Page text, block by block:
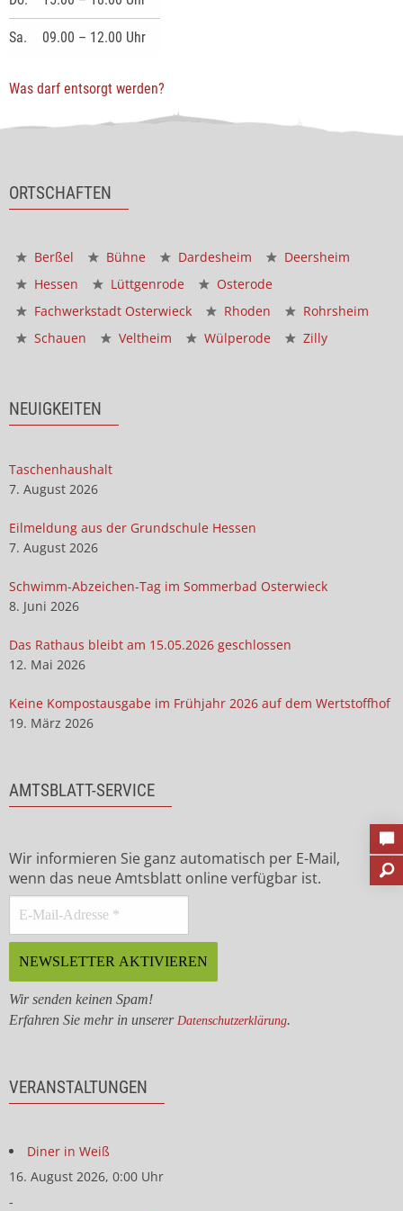
Sa. 09.00 – 12.00 Uhr
Was darf entsorgt werden?
ORTSCHAFTEN
Berßel Bühne Dardesheim
Deersheim
Hessen
Lüttgenrode
Osterode
Fachwerkstadt Osterwieck
Rhoden
Rohrsheim
Schauen
Veltheim Wülperode Zilly
NEUIGKEITEN
Taschenhaushalt
7. August 2026
Eilmeldung aus der Grundschule Hessen
7. August 2026
Schwimm-Abzeichen-Tag im Sommerbad Osterwieck
8. Juni 2026
Das Rathaus bleibt am 15.05.2026 geschlossen
12. Mai 2026
Keine Kompostausgabe im Frühjahr 2026 auf dem Wertstoffhof
19. März 2026
AMTSBLATT-SERVICE
Wir informieren Sie ganz automatisch per E-Mail,
wenn das neue Amtsblatt online verfügbar ist.
Wir senden keinen Spam!
Erfahren Sie mehr in unserer Datenschutzerklärung.
VERANSTALTUNGEN
Diner in Weiß
16. August 2026, 0:00 Uhr
-